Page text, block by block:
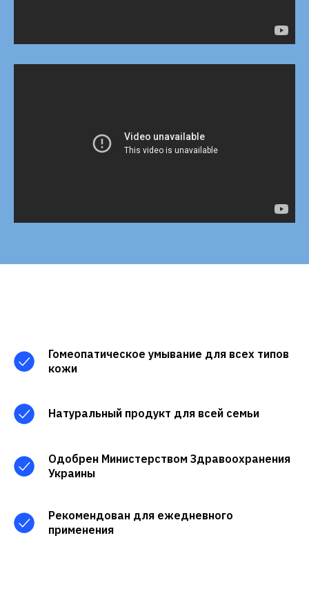
Гомеопатическое умывание для всех типов
кожи
Натуральный продукт для всей семьи
Одобрен Министерством Здравоохранения
Украины
Рекомендован для ежедневного
применения